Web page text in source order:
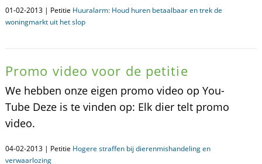
01-02-2013 | Petitie Huuralarm: Houd huren betaalbaar en trek de
woningmarkt uit het slop
Promo video voor de petitie
We hebben onze eigen promo video op You-
Tube Deze is te vinden op: Elk dier telt promo
video.
04-02-2013 | Petitie Hogere straffen bij dierenmishandeling en
verwaarlozing